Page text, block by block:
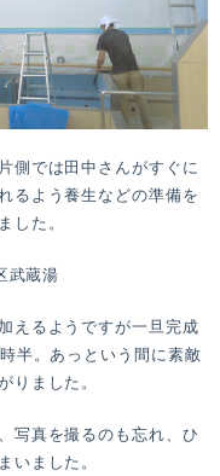
側では田中さんがすぐに
るよう養生などの準備を
した。
えるようですが一旦完成
半。あっという間に素敵
りました。
写真を撮るのも忘れ、ひ
いました。